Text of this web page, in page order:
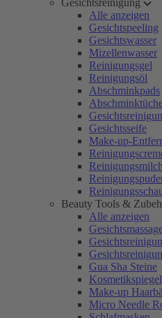
Gesichtsreinigung
Alle anzeigen
Gesichtspeeling
Gesichtswasser
Mizellenwasser
Reinigungsgel
Reinigungsöl
Abschminkpads
Gesichtsseife
Make-up-
Reinigungsmilch
Beauty Tools &
Alle anzeigen
Gua Sha Steine
Kosmetikspiegel
Make-up
Micro Needle